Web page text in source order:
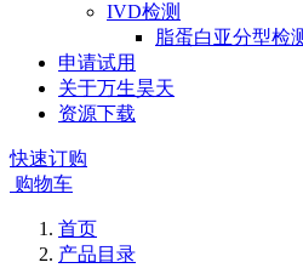
IVD检测
脂蛋白亚分型检
申请试用
关于万生昊天
资源下载
快速订购
购物车
首页
产品目录